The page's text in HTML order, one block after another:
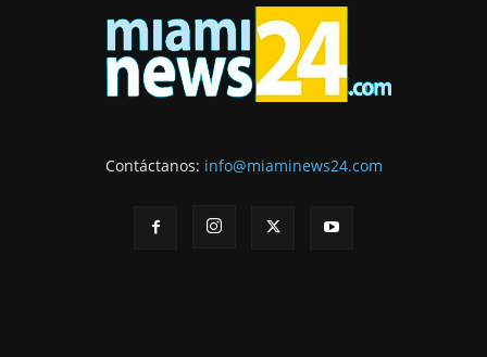
Contáctanos: info@miaminews24.com